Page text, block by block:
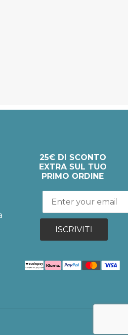
25€ DI SCONTO
EXTRA SUL TUO
PRIMO ORDINE
ISCRIVITI